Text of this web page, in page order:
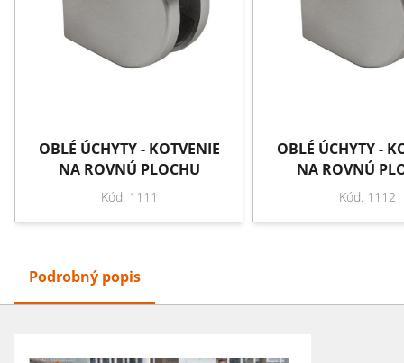
OBLÉ ÚCHYTY - KOTVENIE
NA ROVNÚ PLOCHU
Kód: 1111
OBLÉ ÚCHYTY -
NA ROVNÚ
Kód: 1112
Podrobný popis